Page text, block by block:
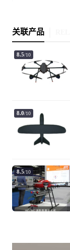
图传
最大图传距离(无遮
挡无干扰)
设备险
第三者责任险
有误，请联系我
关联产品
8.5/10
8.0/10
8.5/10